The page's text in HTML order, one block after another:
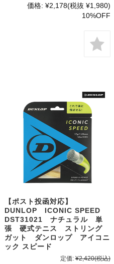
価格: ¥2,178(税抜 ¥1,980)
10%OFF
【ポスト投函対応】
DUNLOP ICONIC SPEED
DST31021 ナチュラル 単
張 硬式テニス ストリング
ガット ダンロップ アイコニ
ック スピード
定価: ¥2,420(税込)